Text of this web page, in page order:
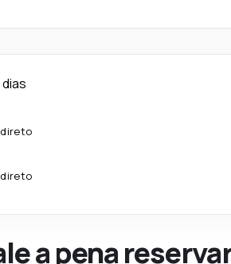
dias
a pena